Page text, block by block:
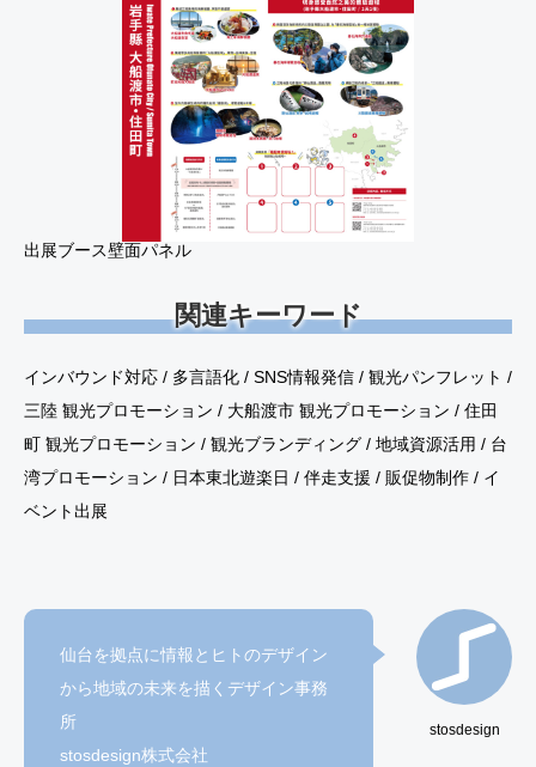
出展ブース壁面パネル
関連キーワード
インバウンド対応 / 多言語化 / SNS情報発信 / 観光パンフレット /
三陸 観光プロモーション / 大船渡市 観光プロモーション / 住田
町 観光プロモーション / 観光ブランディング / 地域資源活用 / 台
湾プロモーション / 日本東北遊楽日 / 伴走支援 / 販促物制作 / イ
ベント出展
stosdesign
仙台を拠点に情報とヒトのデザイン
から地域の未来を描くデザイン事務
所
stosdesign株式会社